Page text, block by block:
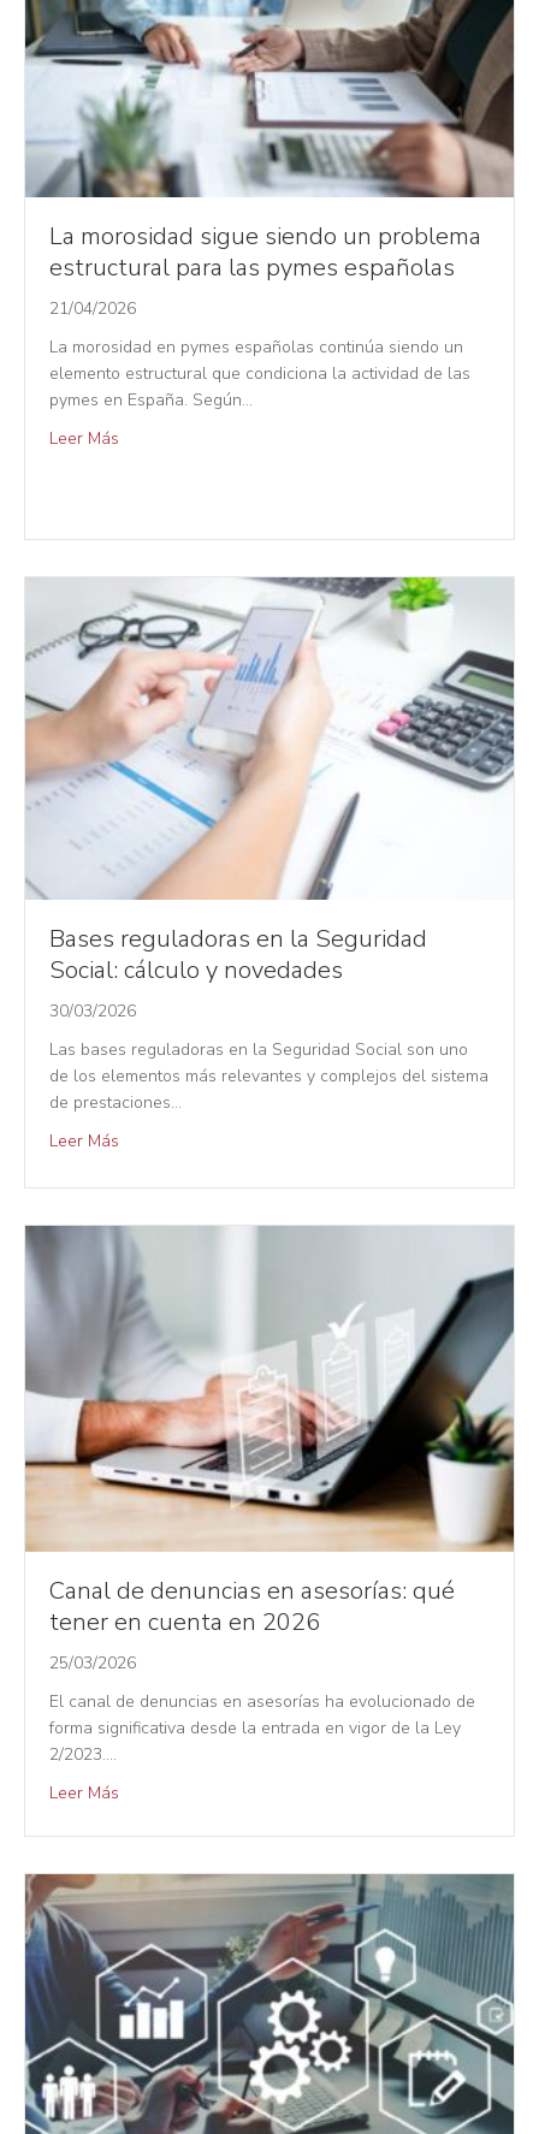
La morosidad sigue siendo un problema
estructural para las pymes españolas
21/04/2026
La morosidad en pymes españolas continúa siendo un
elemento estructural que condiciona la actividad de las
pymes en España. Según…
Leer Más
Bases reguladoras en la Seguridad
Social: cálculo y novedades
30/03/2026
Las bases reguladoras en la Seguridad Social son uno
de los elementos más relevantes y complejos del sistema
de prestaciones…
Leer Más
Canal de denuncias en asesorías: qué
tener en cuenta en 2026
25/03/2026
El canal de denuncias en asesorías ha evolucionado de
forma significativa desde la entrada en vigor de la Ley
2/2023.…
Leer Más